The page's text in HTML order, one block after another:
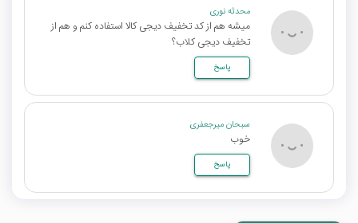
محدثه نوری
میشه هم از کد تخفیف دیجی کالا استفاده کنم و هم از
تخفیف دیجی کلاب؟
پاسخ
سبحان میرجعفری
خوب
پاسخ